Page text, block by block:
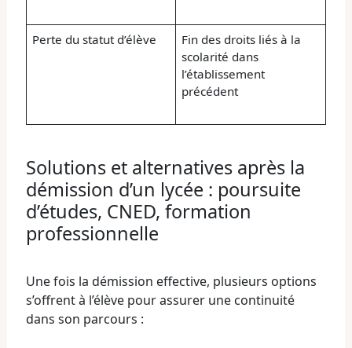
Perte du statut d’élève
Fin des droits liés à la
scolarité dans
l’établissement
précédent
Solutions et alternatives après la
démission d’un lycée : poursuite
d’études, CNED, formation
professionnelle
Une fois la démission effective, plusieurs options
s’offrent à l’élève pour assurer une continuité
dans son parcours :